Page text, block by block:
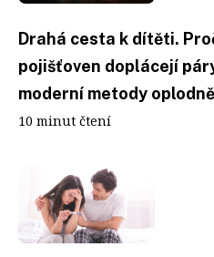
Drahá cesta k dítěti.
pojišťoven doplácejí
moderní metody
10 minut čtení